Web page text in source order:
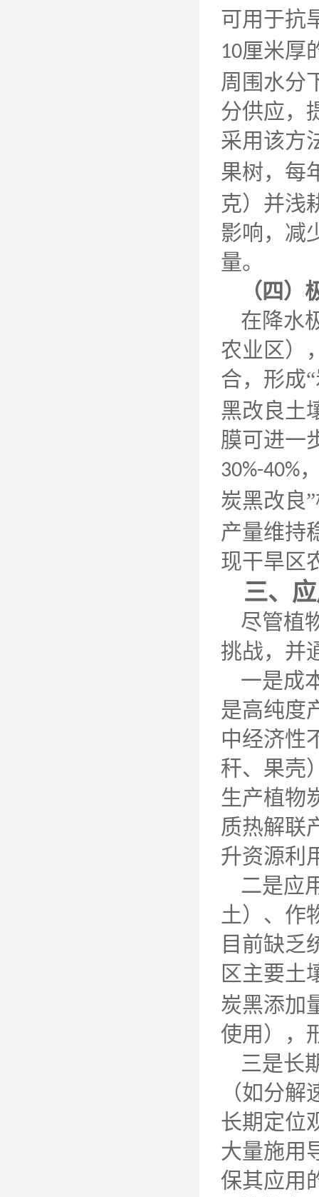
可用于抗
10厘米厚
周围水分
分供应，
采用该方
果树，每
克）并浅
影响，减
量。
（四
在降水
农业区）
合，形成
黑改良土
膜可进一
30%-40%
炭黑改良
产量维持
现干旱区
三、
尽管植
挑战，并
一是成
是高纯度
中经济性
秆、果壳
生产植物
质热解联
升资源利
二是应
土）、作
目前缺乏
区主要土
炭黑添加
使用），
三是长
（如分
长期定位
大量施用
保其应用